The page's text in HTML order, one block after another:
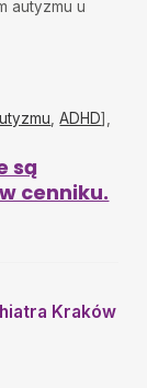
autyzmu u
,ADHD],
są
cenniku.
Kraków